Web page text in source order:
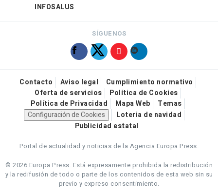
INFOSALUS
SÍGUENOS
Contacto Aviso legal
Cumplimiento normativo
Oferta de servicios
Política de Cookies
Política de Privacidad
Mapa Web
Temas
Configuración de Cookies
Loteria de navidad
Publicidad estatal
Portal de actualidad y noticias de la Agencia Europa Press.
© 2026 Europa Press. Está expresamente prohibida la redistribución
y la redifusión de todo o parte de los contenidos de esta web sin su
previo y expreso consentimiento.